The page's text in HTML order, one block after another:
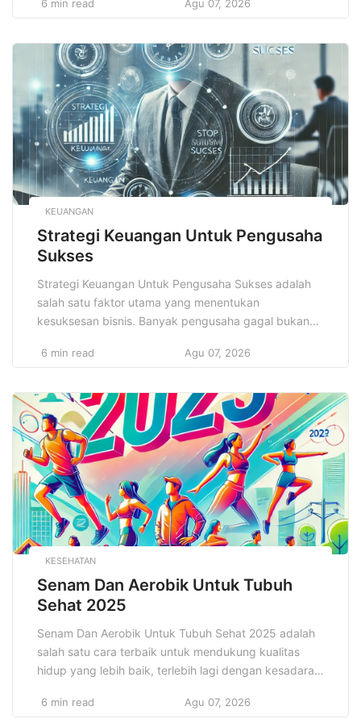
terstruktur. Rutinitas ini membentuk kebiasaan yang
diri. Dengan menjalankan rutinitas yang tepat, siswa
dapat mengatur waktu, meningkatkan fokus, dan
menjaga kesehatan mental serta fisik. […]
6 min read Agu 07, 2026
KEUANGAN
Strategi Keuangan Untuk Pengusaha
Sukses
Strategi Keuangan Untuk Pengusaha Sukses adalah
salah satu faktor utama yang menentukan
kesuksesan bisnis. Banyak pengusaha gagal bukan
melainkan karena manajemen keuangan yang buruk.
keuangan yang efektif adalah langkah penting bagi
pengusaha untuk memastikan pertumbuhan dan
keberlanjutan bisnis mereka. Ulasan ini […]
6 min read Agu 07, 2026
KESEHATAN
Senam Dan Aerobik Untuk Tubuh
Sehat 2025
Senam Dan Aerobik Untuk Tubuh Sehat 2025 adalah
salah satu cara terbaik untuk mendukung kualitas
hidup yang lebih baik, terlebih lagi dengan kesadaran
gaya hidup sehat. Senam dan aerobik adalah dua
6 min read Agu 07, 2026